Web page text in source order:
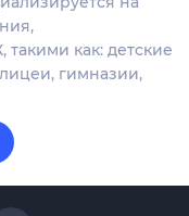
как: детские
гимназии,